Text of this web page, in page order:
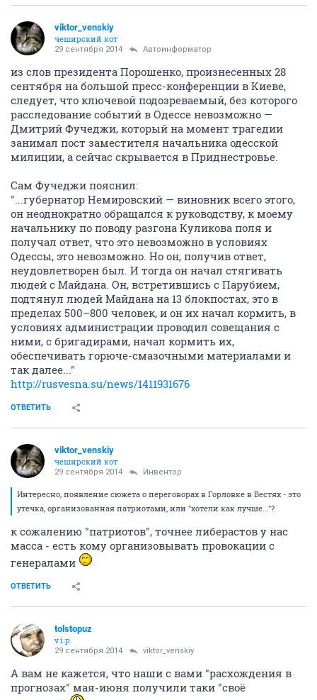
viktor_venskiy
чеширский кот
29 сентября 2014 Автоинформатор
из слов президента Порошенко, произнесенных 28
сентября на большой пресс-конференции в Киеве,
следует, что ключевой подозреваемый, без которого
расследование событий в Одессе невозможно —
Дмитрий Фучеджи, который на момент трагедии
занимал пост заместителя начальника одесской
милиции, а сейчас скрывается в Приднестровье.
Сам Фучеджи пояснил:
"...губернатор Немировский — виновник всего этого,
он неоднократно обращался к руководству, к моему
начальнику по поводу разгона Куликова поля и
получал ответ, что это невозможно в условиях
Одессы, это невозможно. Но он, получив ответ,
неудовлетворен был. И тогда он начал стягивать
людей с Майдана. Он, встретившись с Парубием,
подтянул людей Майдана на 13 блокпостах, это в
пределах 500–800 человек, и он их начал кормить, в
условиях администрации проводил совещания с
ними, с бригадирами, начал кормить их,
обеспечивать горюче-смазочными материалами и
так далее..."
http://rusvesna.su/news/1411931676
ОТВЕТИТЬ
viktor_venskiy
чеширский кот
29 сентября 2014 Инвентор
Интересно, появление сюжета о переговорах в Горловке в Вестях - это
утечка, организованная патриотами, или "хотели как лучше..."?
к сожалению "патриотов", точнее либерастов у нас
масса - есть кому организовывать провокации с
генералами
ОТВЕТИТЬ
tolstopuz
v.i.p.
29 сентября 2014 viktor_venskiy
А вам не кажется, что наши с вами "расхождения в
прогнозах" мая-июня получили таки "своё